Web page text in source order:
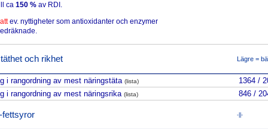
ca 150 % av RDI.
ev. nyttigheter som antioxidanter och enzymer
och rikhet Lägre =
i rangordning av mest näringstäta (lista)
1364 /
i rangordning av mest näringsrika (lista) 846 /
-||-